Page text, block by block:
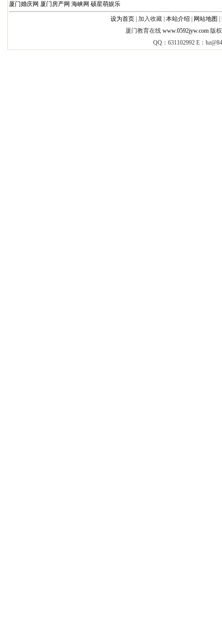
厦门婚庆网 厦门房产网 海峡网 硕星萌娱乐
设为首页 加入收藏 | 本站介绍 网站地图
厦门教育在线 www.0592jyw.com版权
QQ：631102992 E：